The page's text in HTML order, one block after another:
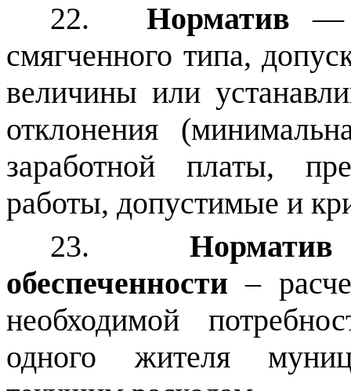
22.
Норматив —
смягченного типа,
величины или
отклонения
заработной платы,
работы, допустимые и
23.
обеспеченности –
необходимой
одного жителя